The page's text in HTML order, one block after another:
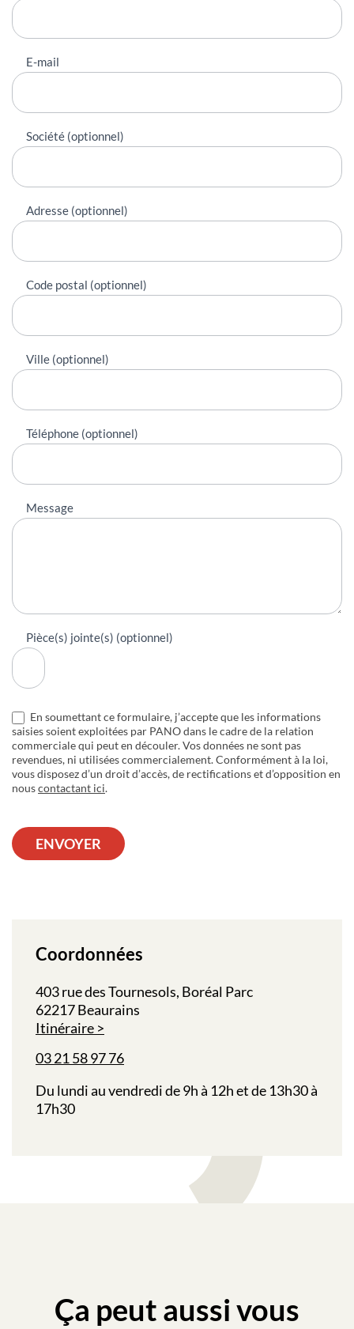
E-mail
Société (optionnel)
Adresse (optionnel)
Code postal (optionnel)
Ville (optionnel)
Téléphone (optionnel)
Message
Pièce(s) jointe(s) (optionnel)
En soumettant ce formulaire, j’accepte que les informations
saisies soient exploitées par PANO dans le cadre de la relation
commerciale qui peut en découler. Vos données ne sont pas
revendues, ni utilisées commercialement. Conformément à la loi,
vous disposez d’un droit d’accès, de rectifications et d’opposition en
nouscontactant ici.
ENVOYER
Coordonnées
403 rue des Tournesols, Boréal Parc
62217 Beaurains
Itinéraire
03 21 58 97 76
Du lundi au vendredi de 9h à 12h et de 13h30 à
17h30
Ça peut aussi vous